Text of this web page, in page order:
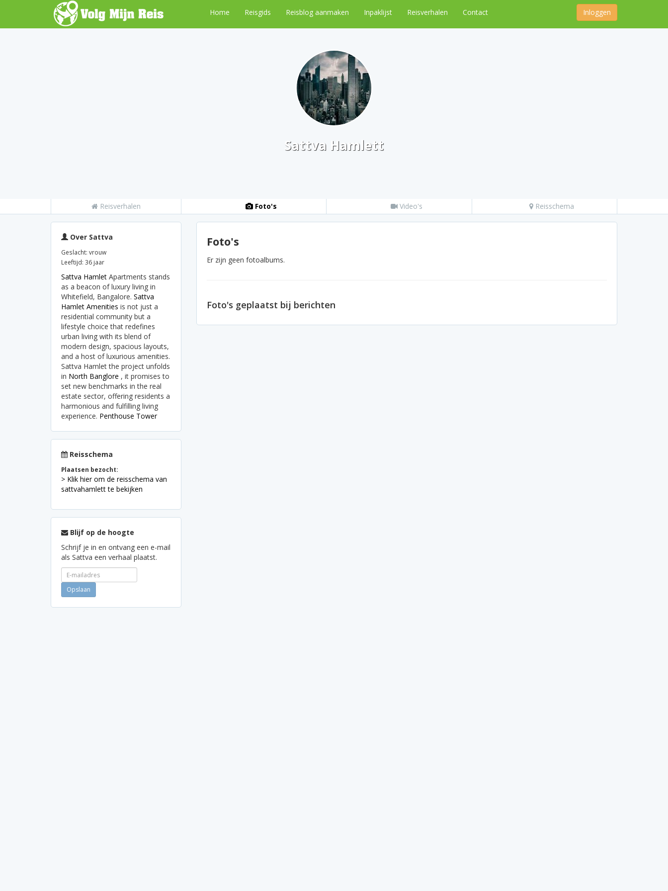
Home Reisgids Reisblog aanmaken Inpaklijst Reisverhalen Contact Inloggen
Sattva Hamlett
Reisverhalen Foto's Video's Reisschema
Over Sattva
Geslacht: vrouw
Leeftijd: 36 jaar
Sattva Hamlet Apartments stands
as a beacon of luxury living in
Whitefield, Bangalore. Sattva
Hamlet Amenities is not just a
residential community but a
lifestyle choice that redefines
urban living with its blend of
modern design, spacious layouts,
and a host of luxurious amenities.
Sattva Hamlet the project unfolds
in North Banglore , it promises to
set new benchmarks in the real
estate sector, offering residents a
harmonious and fulfilling living
experience. Penthouse Tower
Reisschema
Plaatsen bezocht:
> Klik hier om de reisschema van
sattvahamlett te bekijken
Blijf op de hoogte
Schrijf je in en ontvang een e-mail
als Sattva een verhaal plaatst.
Foto's
Er zijn geen fotoalbums.
Foto's geplaatst bij berichten